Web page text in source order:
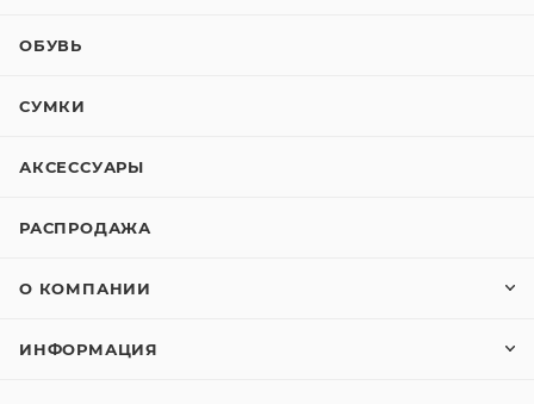
ОБУВЬ
СУМКИ
АКСЕССУАРЫ
РАСПРОДАЖА
О КОМПАНИИ
ИНФОРМАЦИЯ